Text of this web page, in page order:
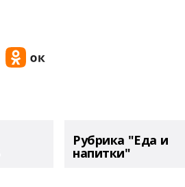
Рубрика "Еда и
напитки"